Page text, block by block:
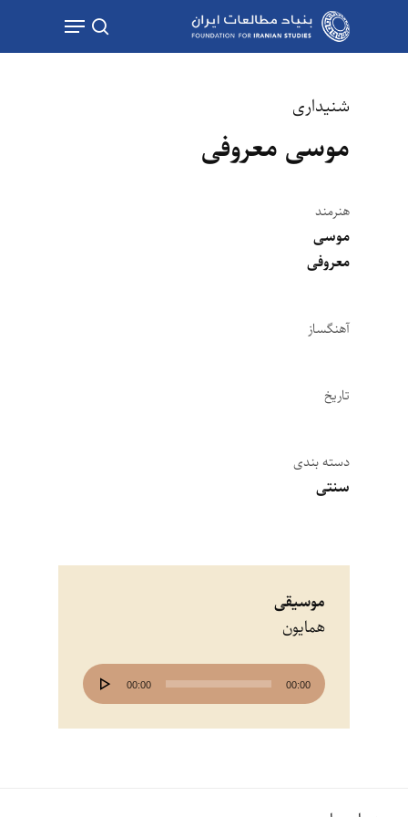
جستجو
Menu
شنیداری
موسی معروفی
هنرمند
موسی
معروفی
آهنگساز
تاریخ
دسته بندی
سنتی
موسیقی
همایون
پخش‌کننده
صوت
00:00 00:00